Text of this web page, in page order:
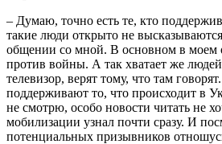
– Думаю, точно есть те, кто
такие люди открыто не
общении со мной. В основном в моем
против войны. А так хватает же
телевизор, верят тому, что там
поддерживают то, что происходит в
не смотрю, особо новости читать не
мобилизации узнал почти сразу. И
потенциальных призывников